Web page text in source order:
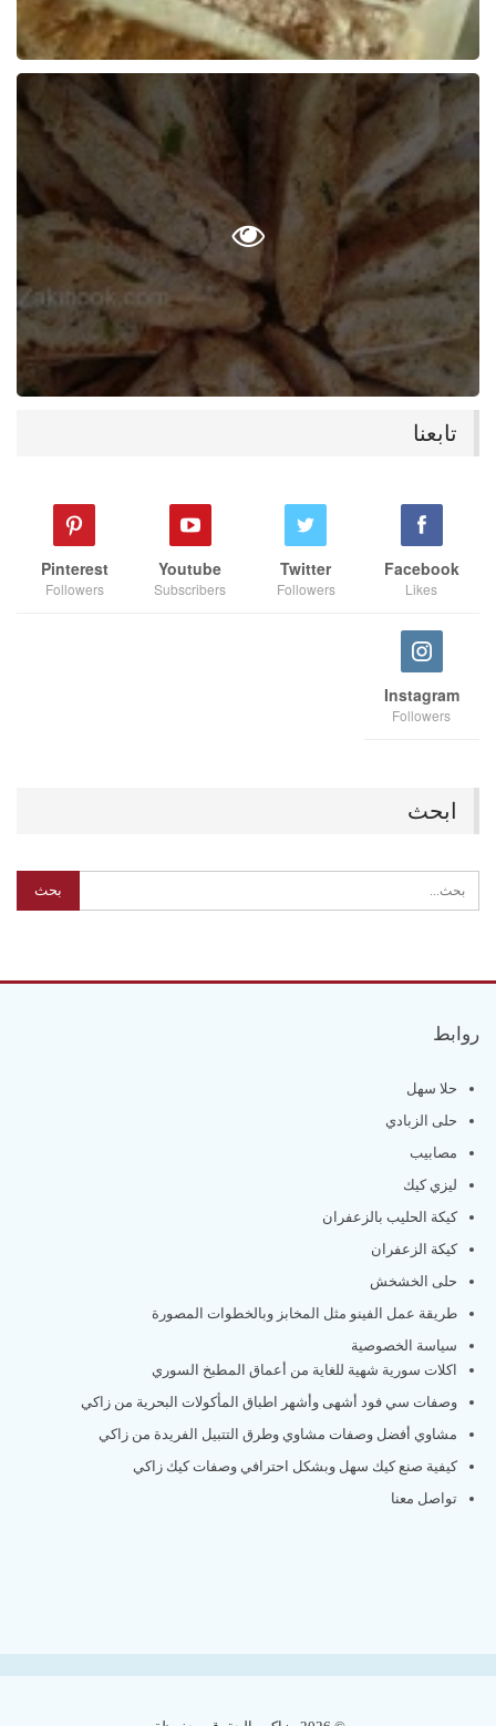
تابعنا
Facebook
Likes
Twitter
Followers
Youtube
Subscribers
Pinterest
Followers
Instagram
Followers
ابحث
روابط
حلا سهل
حلى الزبادي
مصابيب
ليزي كيك
كيكة الحليب بالزعفران
كيكة الزعفران
حلى الخشخش
طريقة عمل الفينو مثل المخابز وبالخطوات المصورة
سياسة الخصوصية
اكلات سورية شهية للغاية من أعماق المطبخ السوري
وصفات سي فود أشهى وأشهر اطباق المأكولات البحرية من زاكي
مشاوي أفضل وصفات مشاوي وطرق التتبيل الفريدة من زاكي
كيفية صنع كيك سهل وبشكل احترافي وصفات كيك زاكي
تواصل معنا